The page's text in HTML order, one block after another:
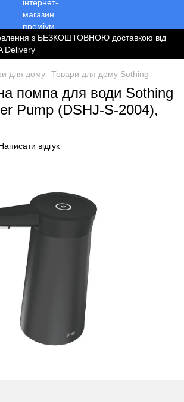
з БЕЗКОШТОВНОЮ доставкою від
Delivery
для дому Товари для дому Sothing
помпа для води Sothing
Pump (DSHJ-S-2004),
відгук